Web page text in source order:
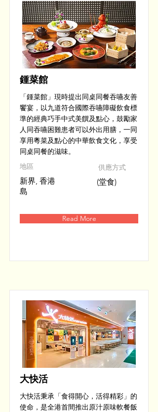
鍾菜館
「鍾菜館」現時提出同桌同餐吞嚥友善
饗宴，以九道符合國際吞嚥障礙飲食標
準的經典巧手中式美饌及點心，鼓勵家
人同吞嚥困難患者可以外出用膳，一同
享用粵菜及點心的中華飲食文化，享受
同桌同餐的滋味。
​地區
新界, 香港
島
供應方式
(堂食)
Read More
大快活
大快活秉承「食得開心，活得精彩」的
使命，是全港首間推出原汁原味軟餐飯